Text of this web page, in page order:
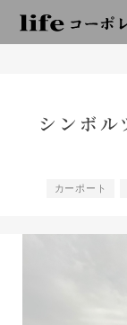
シンボ
カーポート